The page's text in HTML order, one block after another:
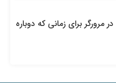
برای زمانی که دوباره